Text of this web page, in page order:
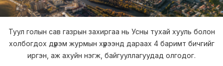
Туул голын сав газрын захиргаа нь Усны тухай хууль болон
холбогдох дүрэм журмын хүрээнд дараах 4 баримт бичгийг
иргэн, аж ахуйн нэгж, байгууллагуудад олгодог.